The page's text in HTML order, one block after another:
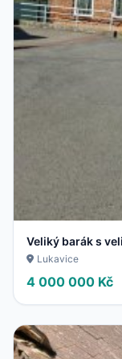
Veliký barák s
Lukavice
4 000 000 Kč